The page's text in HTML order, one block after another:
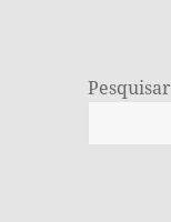
Pesquisar